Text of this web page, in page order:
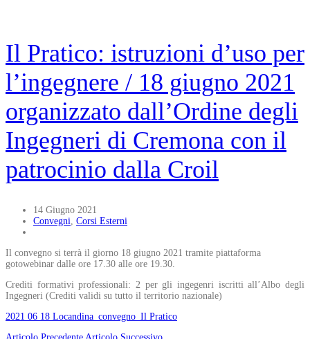
Il Pratico: istruzioni d’uso per
l’ingegnere / 18 giugno 2021
organizzato dall’Ordine degli
Ingegneri di Cremona con il
patrocinio dalla Croil
14 Giugno 2021
Convegni Corsi Esterni
Il convegno si terrà il giorno 18 giugno 2021 tramite piattaforma
gotowebinar dalle ore 17.30 alle ore 19.30.
Crediti formativi professionali: 2 per gli ingegenri iscritti all’Albo degli
Ingegneri (Crediti validi su tutto il territorio nazionale)
2021 06 18 Locandina_convegno_Il Pratico